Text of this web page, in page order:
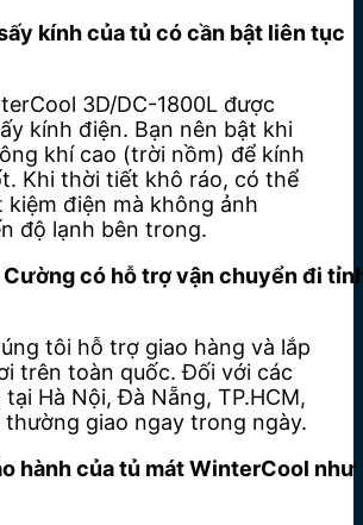
kính của tủ có cần bật liên tục
3D/DC-1800L được
kính điện. Bạn nên bật khi
khí cao (trời nồm) để kính
Khi thời tiết khô ráo, có thể
điện mà không ảnh
độ lạnh bên trong.
Cường có hỗ trợ vận chuyển đi
tôi hỗ trợ giao hàng và lắp
trên toàn quốc. Đối với các
Hà Nội, Đà Nẵng, TP.HCM,
giao ngay trong ngày.
hành của tủ mát WinterCool như